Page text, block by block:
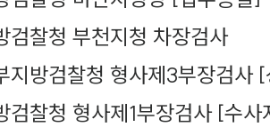
검찰청 부천지청 차장검사
지방검찰청 형사제3부장검사
검찰청 형사제1부장검사 [수사